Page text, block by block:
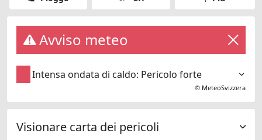
Avviso meteo
Intensa ondata di caldo: Pericolo forte
© MeteoSvizzera
Visionare carta dei pericoli